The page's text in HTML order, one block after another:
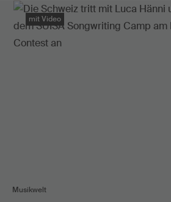
mit Video
Musikwelt